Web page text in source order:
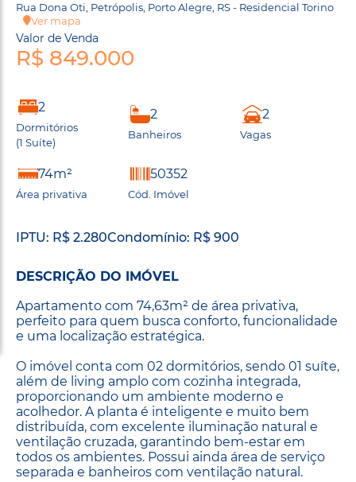
Rua Dona Oti, Petrópolis, Porto Alegre, RS - Residencial Torino
Ver mapa
Valor de Venda
R$ 849.000
2
Dormitórios
(1 Suíte)
2
Banheiros
2
Vagas
74m²
Área privativa
50352
Cód. Imóvel
IPTU: R$ 2.280Condomínio: R$ 900
DESCRIÇÃO DO IMÓVEL
Apartamento com 74,63m² de área privativa,
perfeito para quem busca conforto, funcionalidade
e uma localização estratégica.
O imóvel conta com 02 dormitórios, sendo 01 suíte,
além de living amplo com cozinha integrada,
proporcionando um ambiente moderno e
acolhedor. A planta é inteligente e muito bem
distribuída, com excelente iluminação natural e
ventilação cruzada, garantindo bem-estar em
todos os ambientes. Possui ainda área de serviço
separada e banheiros com ventilação natural.